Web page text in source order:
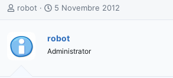
I
t
i
robot
D
e
d
5 Novembre 2012
robot
Administrator